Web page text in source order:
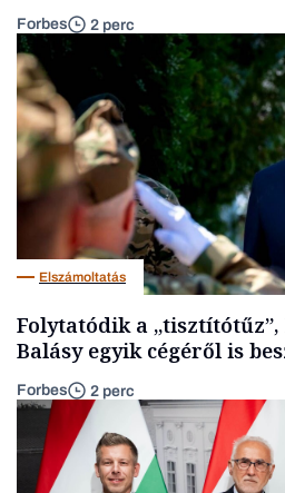
Forbes 2 perc
Elszámoltatás
Folytatódik a „tisztítótűz”,
Balásy egyik cégéről is
Forbes 2 perc